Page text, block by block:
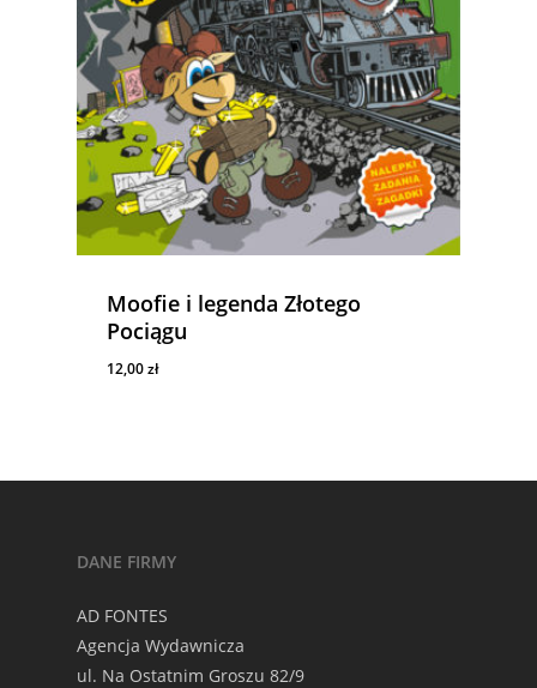
Moofie i legenda Złotego
Pociągu
12,00zł
DANE FIRMY
AD FONTES
Agencja Wydawnicza
ul. Na Ostatnim Groszu 82/9